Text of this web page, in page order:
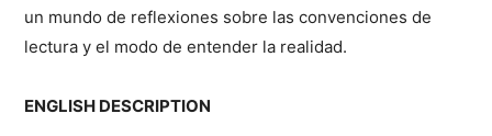
un mundo de reflexiones sobre las convenciones de
lectura y el modo de entender la realidad.
ENGLISH DESCRIPTION